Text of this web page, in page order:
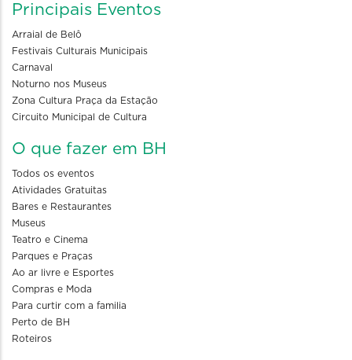
Principais Eventos
Arraial de Belô
Festivais Culturais Municipais
Carnaval
Noturno nos Museus
Zona Cultura Praça da Estação
Circuito Municipal de Cultura
O que fazer em BH
Todos os eventos
Atividades Gratuitas
Bares e Restaurantes
Museus
Teatro e Cinema
Parques e Praças
Ao ar livre e Esportes
Compras e Moda
Para curtir com a familia
Perto de BH
Roteiros